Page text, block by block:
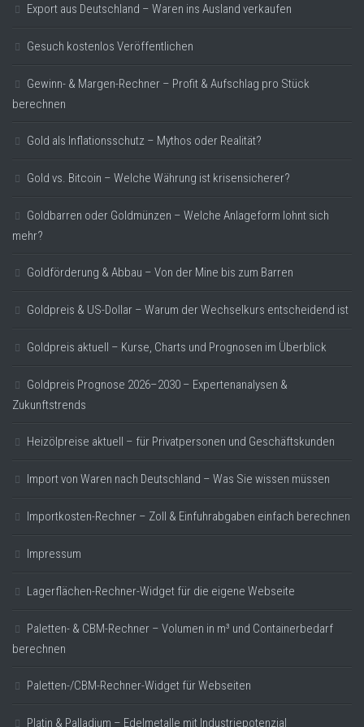
Export aus Deutschland – Waren ins Ausland verkaufen
Gesuch kostenlos Veröffentlichen
Gewinn- & Margen-Rechner – Profit & Aufschlag pro Stück
berechnen
Gold als Inflationsschutz – Mythos oder Realität?
Gold vs. Bitcoin – Welche Währung ist krisensicherer?
Goldbarren oder Goldmünzen – Welche Anlageform lohnt sich
mehr?
Goldförderung & Abbau – Von der Mine bis zum Barren
Goldpreis & US-Dollar – Warum der Wechselkurs entscheidend ist
Goldpreis aktuell – Kurse, Charts und Prognosen im Überblick
Goldpreis Prognose 2026–2030 – Expertenanalysen &
Zukunftstrends
Heizölpreise aktuell – für Privatpersonen und Geschäftskunden
Import von Waren nach Deutschland – Was Sie wissen müssen
Importkosten-Rechner – Zoll & Einfuhrabgaben einfach berechnen
Impressum
Lagerflächen-Rechner-Widget für die eigene Webseite
Paletten- & CBM-Rechner – Volumen in m³ und Containerbedarf
berechnen
Paletten-/CBM-Rechner-Widget für Webseiten
Platin & Palladium – Edelmetalle mit Industriepotenzial